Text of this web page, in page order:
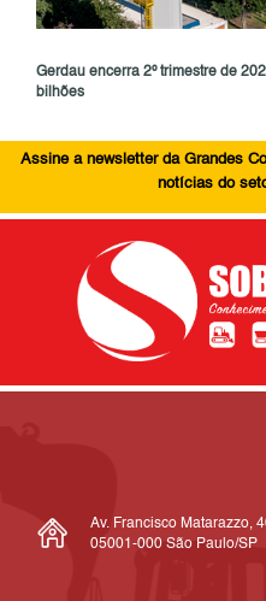
Gerdau encerra 2º trimestre de
bilhões
Assine a newsletter da Grandes
notícias do
Av. Francisco Matarazzo,
05001-000 São Paulo/SP